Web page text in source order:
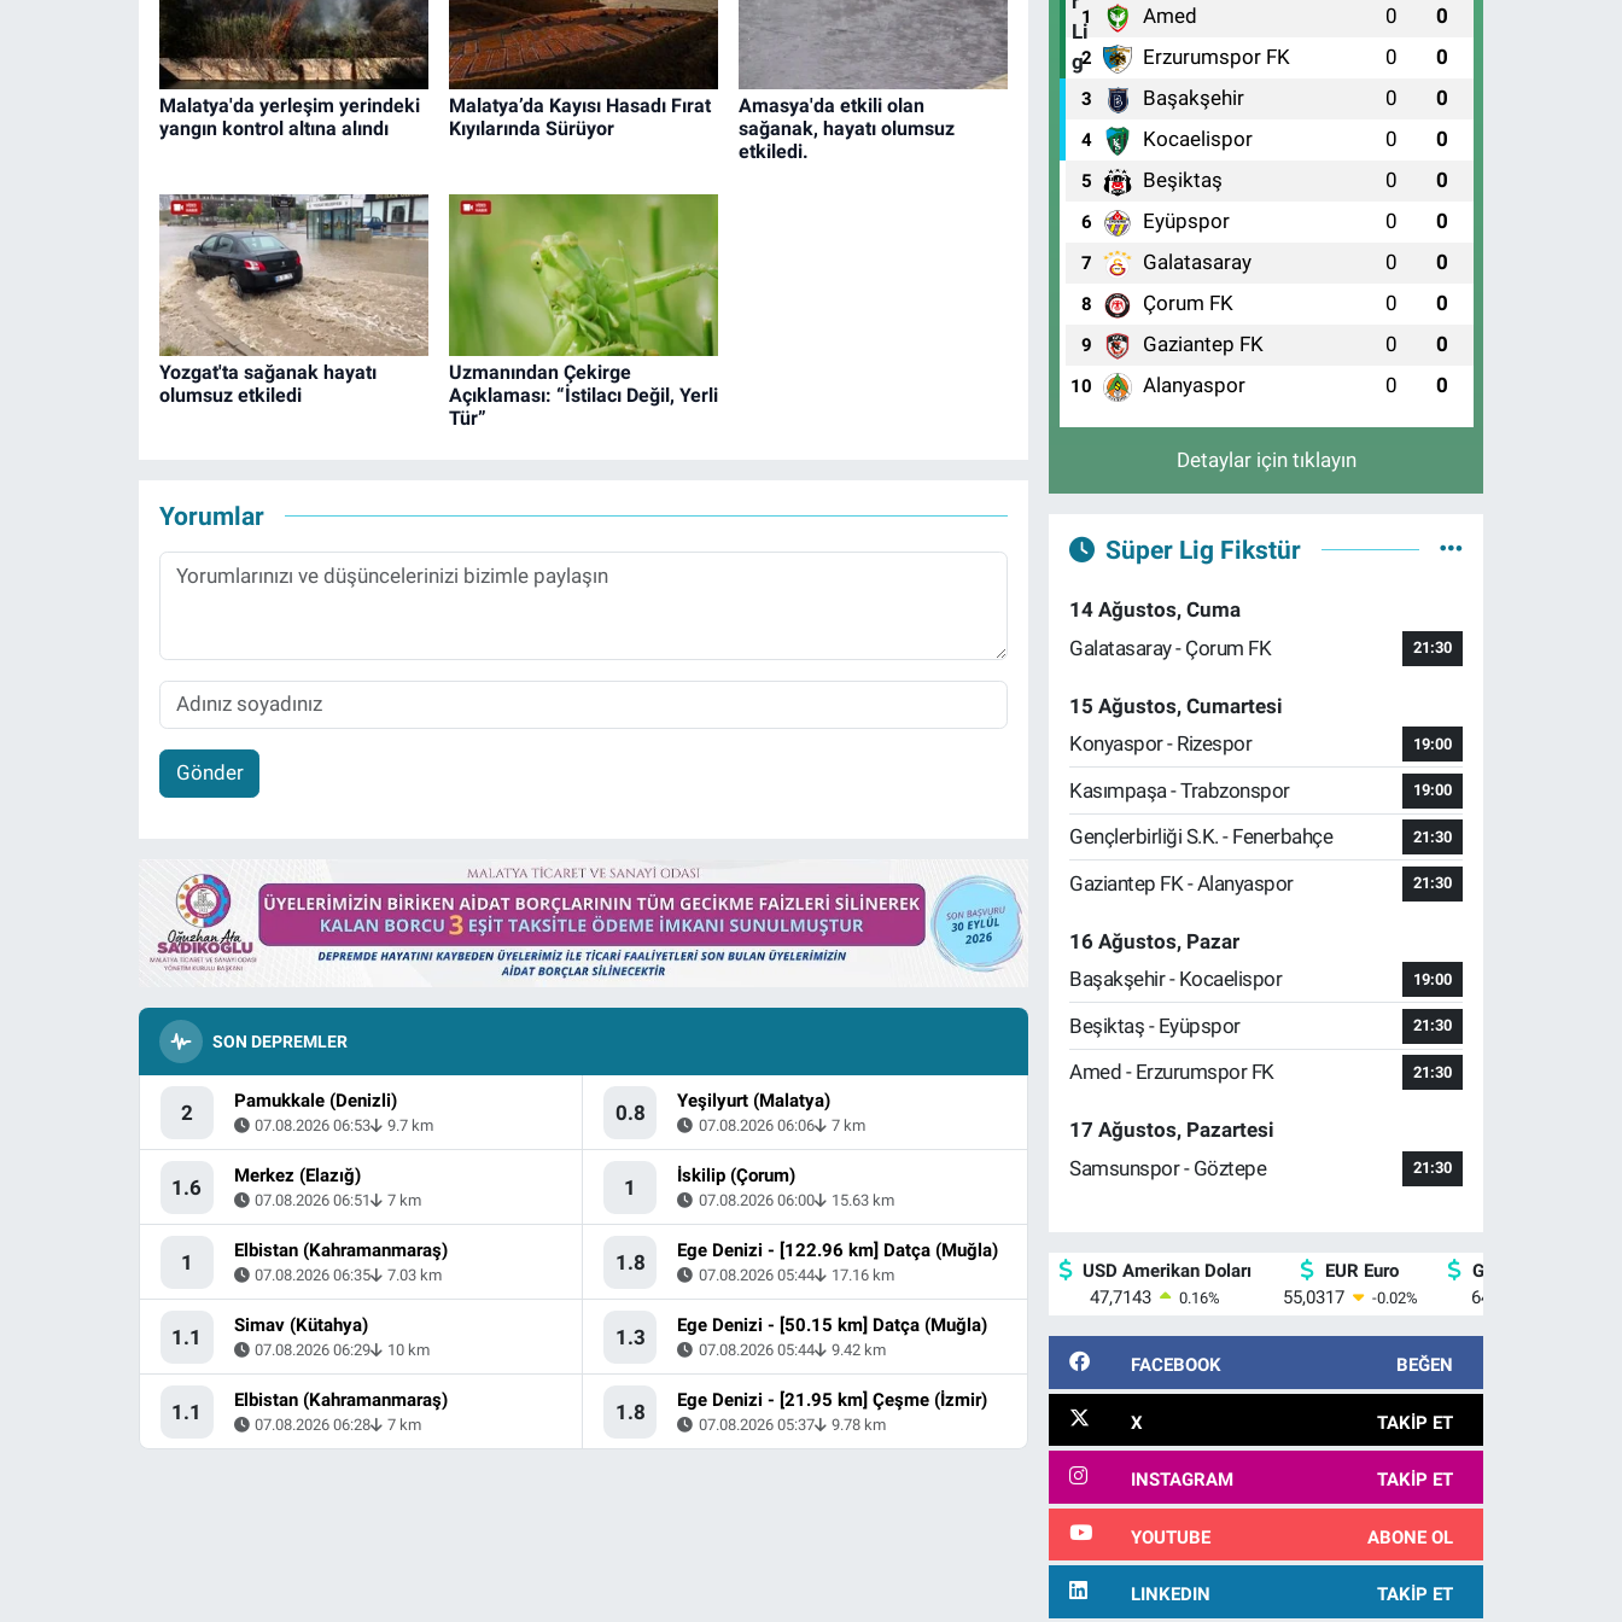
Malatya'da yerleşim yerindeki
yangın kontrol altına alındı
Malatya’da Kayısı Hasadı Fırat
Kıyılarında Sürüyor
Amasya'da etkili olan
sağanak, hayatı olumsuz
etkiledi.
Yozgat'ta sağanak hayatı
olumsuz etkiledi
Uzmanından Çekirge
Açıklaması: “İstilacı Değil, Yerli
Tür”
Yorumlar
Gönder
SON DEPREMLER
2 Pamukkale (Denizli)
07.08.2026 06:53 9.7 km
1.6 Merkez (Elazığ)
07.08.2026 06:51 7 km
1 Elbistan (Kahramanmaraş)
07.08.2026 06:35 7.03 km
1.1 Simav (Kütahya)
07.08.2026 06:29 10 km
1.1 Elbistan (Kahramanmaraş)
07.08.2026 06:28 7 km
0.8 Yeşilyurt (Malatya)
07.08.2026 06:06 7 km
1 İskilip (Çorum)
07.08.2026 06:00 15.63 km
1.8 Ege Denizi - [122.96 km] Datça (Muğla)
07.08.2026 05:44 17.16 km
1.3 Ege Denizi - [50.15 km] Datça (Muğla)
07.08.2026 05:44 9.42 km
1.8 Ege Denizi - [21.95 km] Çeşme (İzmir)
07.08.2026 05:37 9.78 km
1 Amed 0 0
2 Erzurumspor FK 0 0
3 Başakşehir 0 0
4 Kocaelispor 0 0
5 Beşiktaş 0 0
6 Eyüpspor 0 0
7 Galatasaray 0 0
8 Çorum FK 0 0
9 Gaziantep FK 0 0
10 Alanyaspor 0 0
Detaylar için tıklayın
Süper Lig Fikstür
14 Ağustos, Cuma
Galatasaray - Çorum FK
21:30
15 Ağustos, Cumartesi
Konyaspor - Rizespor
19:00
Kasımpaşa - Trabzonspor 19:00
Gençlerbirliği S.K. - Fenerbahçe 21:30
Gaziantep FK - Alanyaspor 21:30
16 Ağustos, Pazar
Başakşehir - Kocaelispor
19:00
Beşiktaş - Eyüpspor 21:30
Amed - Erzurumspor FK 21:30
17 Ağustos, Pazartesi
Samsunspor - Göztepe
21:30
USD Amerikan Doları
47,7143
0.16%
EUR Euro
55,0317
-0.02%
GBP İngiliz
64,2463
FACEBOOK BEĞEN
X TAKIP ET
INSTAGRAM TAKIP ET
YOUTUBE ABONE OL
LINKEDIN TAKIP ET